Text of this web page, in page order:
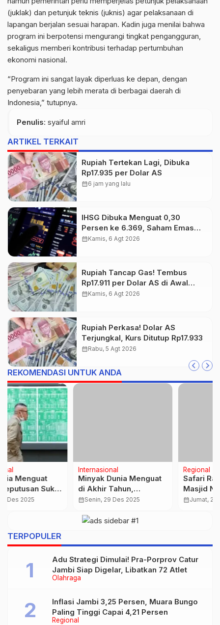
(juklak) dan petunjuk teknis (juknis) agar pelaksanaan di
lapangan berjalan sesuai harapan. Kadin juga menilai bahwa
program ini berpotensi mengurangi tingkat pengangguran,
sekaligus memberi kontribusi terhadap pertumbuhan
ekonomi nasional.
“Program ini sangat layak diperluas ke depan, dengan
penyebaran yang lebih merata di berbagai daerah di
Indonesia,” tutupnya.
Penulis: syaiful amri
ARTIKEL TERKAIT
Rupiah Tertekan Lagi, Dibuka
Rp17.935 per Dolar AS
calendar_month6 jam yang lalu
IHSG Dibuka Menguat 0,30
Persen ke 6.369, Saham Emas
dan Tambang Jadi Penggerak
calendar_monthKamis, 6 Agt 2026
Rupiah Tancap Gas! Tembus
Rp17.911 per Dolar AS di Awal
Perdagangan
calendar_monthKamis, 6 Agt 2026
Rupiah Perkasa! Dolar AS
Terjungkal, Kurs Ditutup Rp17.933
calendar_monthRabu, 5 Agt 2026
REKOMENDASI UNTUK ANDA
Minyak Dunia Menguat
di Akhir Tahun,
Kebijakan Fiskal China
calendar_month Senin, 29 Des 2025
Safari Ramadan di
Masjid NW Al Hijrah,
Wali Kota Jambi
Gratis untuk Rumah
calendar_month Jumat, 27 Feb 2026
TERPOPULER
Olahraga
Adu Strategi Dimulai! Pra-Porprov Catur
Jambi Siap Digelar, Libatkan 72 Atlet
Regional
Inflasi Jambi 3,25 Persen, Muara Bungo
Paling Tinggi Capai 4,21 Persen